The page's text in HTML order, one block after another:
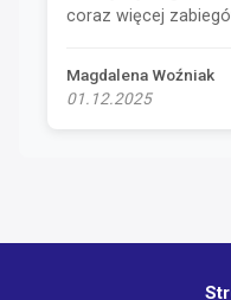
coraz więcej
Magdalena Woźniak
01.12.2025